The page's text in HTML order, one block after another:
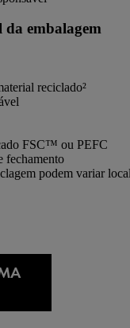
embalagem
reciclado²
FSC™ ou PEFC
fechamento
podem variar